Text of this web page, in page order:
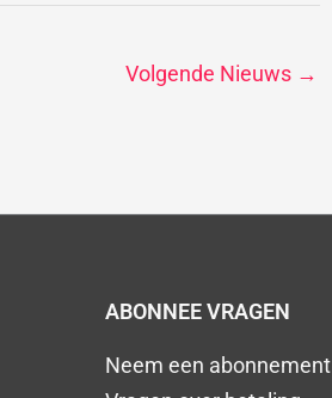
Volgende Nieuws →
ABONNEE VRAGEN
Neem een abonnement